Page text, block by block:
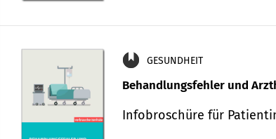
GESUNDHEIT
Behandlungsfehler und
Infobroschüre für